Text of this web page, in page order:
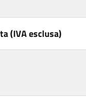
(IVA esclusa)